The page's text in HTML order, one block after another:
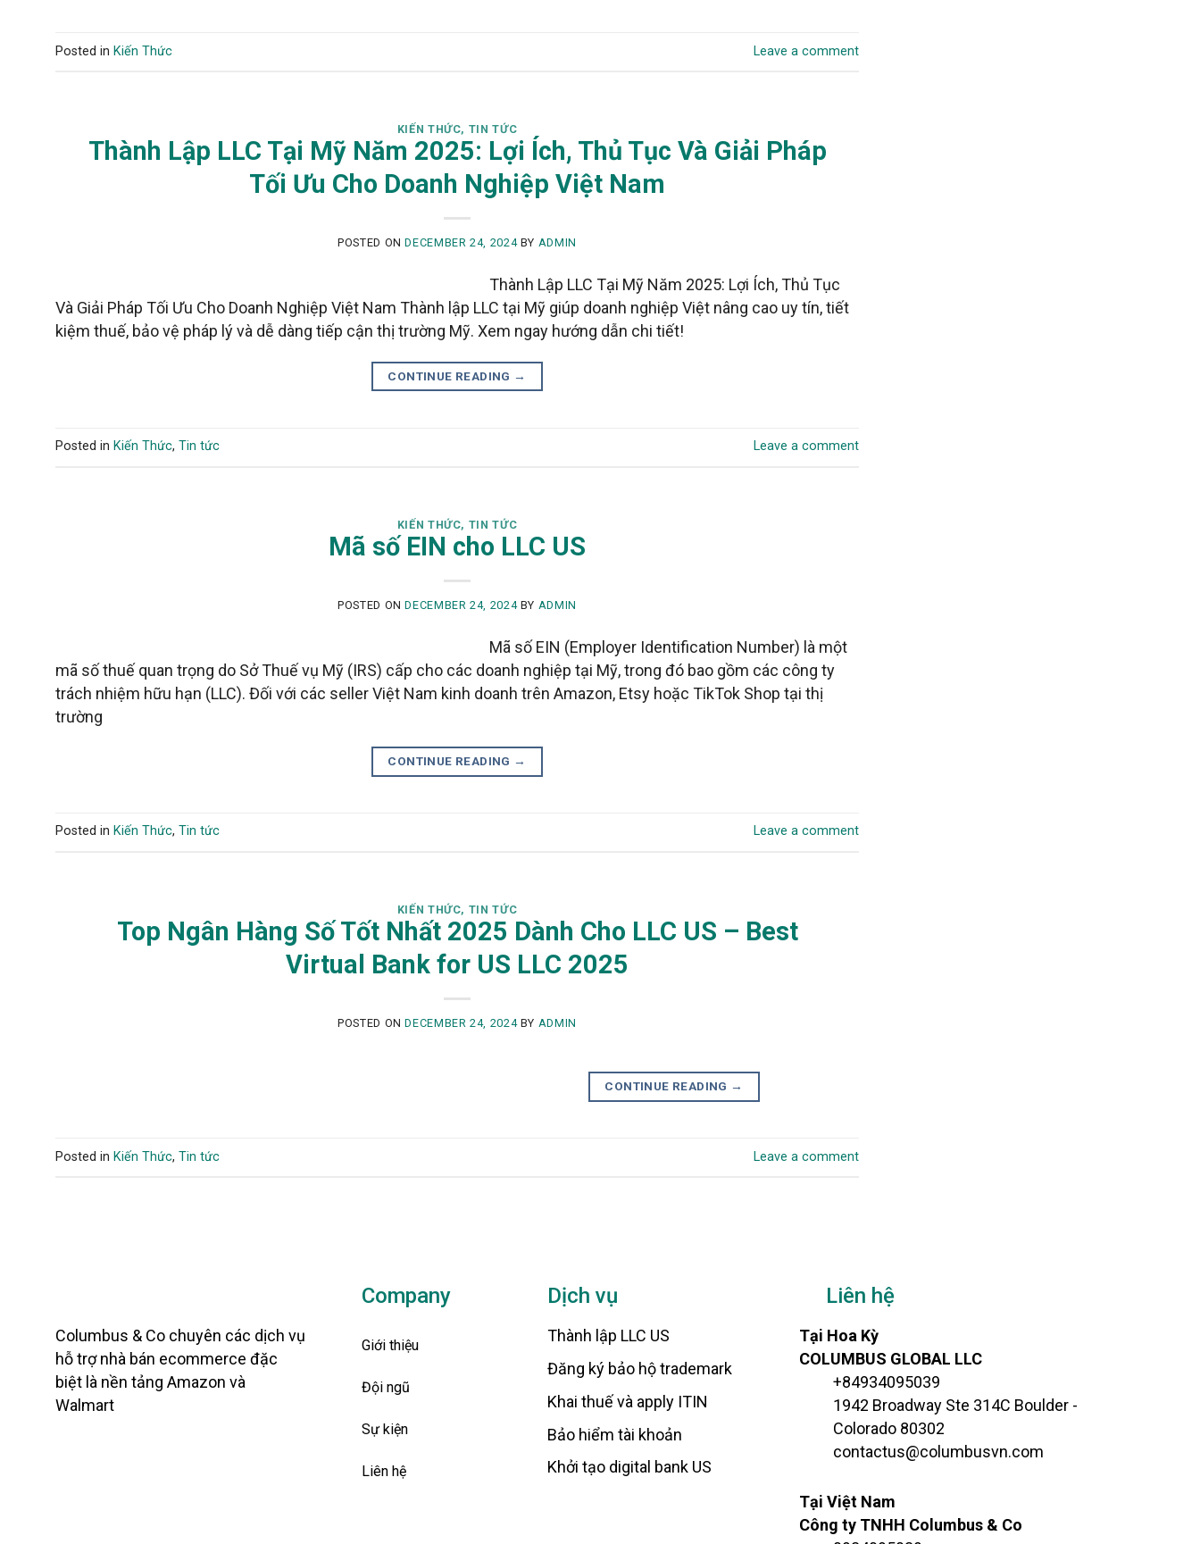
Posted in Kiến Thức Leave a comment
KIẾN THỨC, TIN TỨC
Thành Lập LLC Tại Mỹ Năm 2025: Lợi Ích, Thủ Tục Và Giải Pháp
Tối Ưu Cho Doanh Nghiệp Việt Nam
POSTED ONDECEMBER 24, 2024 BY ADMIN
Thành Lập LLC Tại Mỹ Năm 2025: Lợi Ích, Thủ Tục
Và Giải Pháp Tối Ưu Cho Doanh Nghiệp Việt Nam Thành lập LLC tại Mỹ giúp doanh nghiệp Việt nâng cao uy tín, tiết
kiệm thuế, bảo vệ pháp lý và dễ dàng tiếp cận thị trường Mỹ. Xem ngay hướng dẫn chi tiết!
CONTINUE READING →
Posted in Kiến Thức, Tin tức Leave a comment
KIẾN THỨC, TIN TỨC
Mã số EIN cho LLC US
POSTED ONDECEMBER 24, 2024 BY ADMIN
Mã số EIN (Employer Identification Number) là một
mã số thuế quan trọng do Sở Thuế vụ Mỹ (IRS) cấp cho các doanh nghiệp tại Mỹ, trong đó bao gồm các công ty
trách nhiệm hữu hạn (LLC). Đối với các seller Việt Nam kinh doanh trên Amazon, Etsy hoặc TikTok Shop tại thị
trường
CONTINUE READING →
Posted in Kiến Thức, Tin tức Leave a comment
KIẾN THỨC, TIN TỨC
Top Ngân Hàng Số Tốt Nhất 2025 Dành Cho LLC US – Best
Virtual Bank for US LLC 2025
POSTED ONDECEMBER 24, 2024 BY ADMIN
CONTINUE READING →
Posted in Kiến Thức, Tin tức Leave a comment
Columbus & Co chuyên các dịch vụ
hỗ trợ nhà bán ecommerce đặc
biệt là nền tảng Amazon và
Walmart
Company
Giới thiệu
Đội ngũ
Sự kiện
Liên hệ
Dịch vụ
Thành lập LLC US
Đăng ký bảo hộ trademark
Khai thuế và apply ITIN
Bảo hiểm tài khoản
Khởi tạo digital bank US
Liên hệ
Tại Hoa Kỳ
COLUMBUS GLOBAL LLC
+84934095039
1942 Broadway Ste 314C Boulder -
Colorado 80302
contactus@columbusvn.com
Tại Việt Nam
Công ty TNHH Columbus & Co